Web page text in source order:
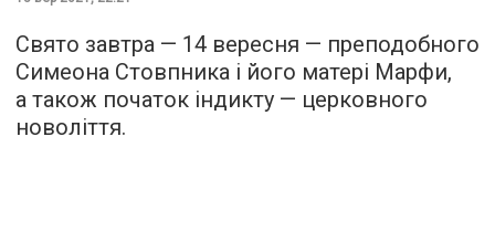
Свято завтра — 14 вересня — преподобного
Симеона Стовпника і його матері Марфи,
а також початок індикту — церковного
новоліття.